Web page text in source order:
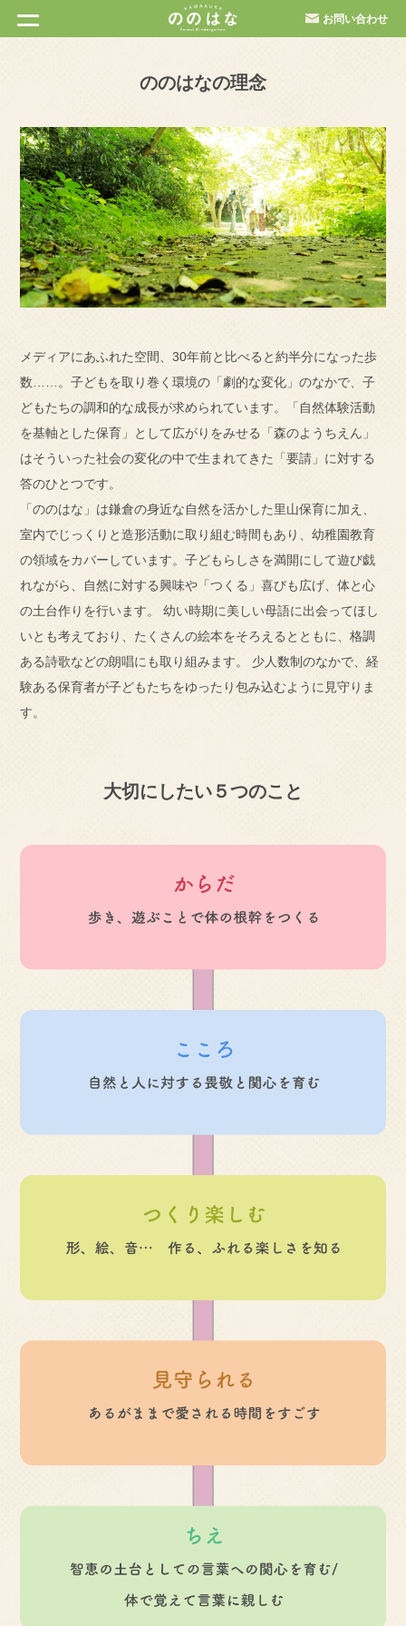
お問い合わせ
ののはなの理念
メディアにあふれた空間、30年前と比べると約半分になった歩
数……。子どもを取り巻く環境の「劇的な変化」のなかで、子
どもたちの調和的な成長が求められています。「自然体験活動
を基軸とした保育」として広がりをみせる「森のようちえん」
はそういった社会の変化の中で生まれてきた「要請」に対する
答のひとつです。
「ののはな」は鎌倉の身近な自然を活かした里山保育に加え、
室内でじっくりと造形活動に取り組む時間もあり、幼稚園教育
の領域をカバーしています。子どもらしさを満開にして遊び戯
れながら、自然に対する興味や「つくる」喜びも広げ、体と心
の土台作りを行います。 幼い時期に美しい母語に出会ってほし
いとも考えており、たくさんの絵本をそろえるとともに、格調
ある詩歌などの朗唱にも取り組みます。 少人数制のなかで、経
験ある保育者が子どもたちをゆったり包み込むように見守りま
す。
大切にしたい５つのこと